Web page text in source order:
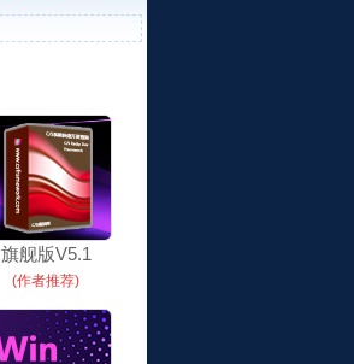
旗舰版V5.1
(作者推荐)